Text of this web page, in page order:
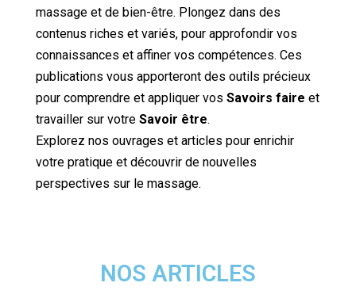
massage et de bien-être. Plongez dans des
contenus riches et variés, pour approfondir vos
connaissances et affiner vos compétences. Ces
publications vous apporteront des outils précieux
pour comprendre et appliquer vos Savoirs faire et
travailler sur votre Savoir être.
Explorez nos ouvrages et articles pour enrichir
votre pratique et découvrir de nouvelles
perspectives sur le massage.
NOS ARTICLES